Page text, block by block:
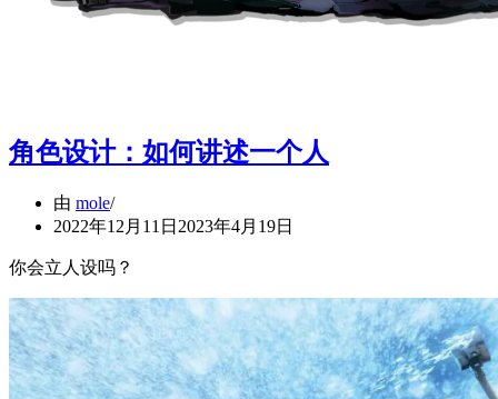
角色设计：如何讲述一个人
由 mole
2022年12月11日 2023年4月19日
你会立人设吗？